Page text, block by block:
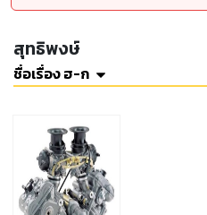
สุทธิพงษ์
ชื่อเรื่อง ฮ-ก